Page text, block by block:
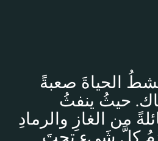
الحياةَ صعبةً
حيثُ ينفثُ
من الغازِ والرمادِ
كلَّ شَيءٍ تحتَ